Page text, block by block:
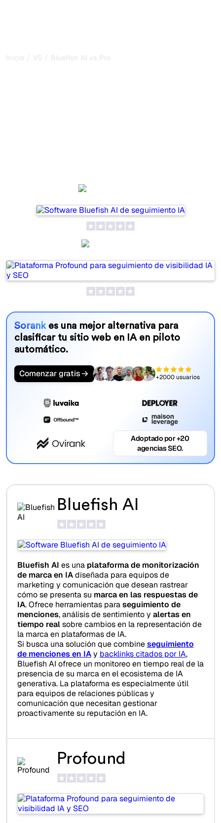
Inicio / VS / Bluefish AI vs Profound
Sorankes una mejor alternativa para
clasificar tu sitio web en IA en piloto
automático.
Comenzar gratis +2000 usuarios
Adoptado por +20
agencias SEO.
Bluefish AI
Bluefish AI es una plataforma de monitorización
de marca en IAdiseñada para equipos de
marketing y comunicación que desean rastrear
cómo se presenta su marca en las respuestas de
IA. Ofrece herramientas paraseguimiento de
menciones, análisis de sentimiento y alertas en
tiempo realsobre cambios en la representación de
la marca en plataformas de IA.
Si busca una solución que combineseguimiento
de menciones en IAy backlinks citados por IA,
Bluefish AI ofrece un monitoreo en tiempo real de la
presencia de su marca en el ecosistema de IA
generativa. La plataforma es especialmente útil
para equipos de relaciones públicas y
comunicación que necesitan gestionar
proactivamente su reputación en IA.
Profound